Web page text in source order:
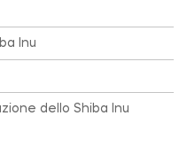
Inu
dello Shiba Inu